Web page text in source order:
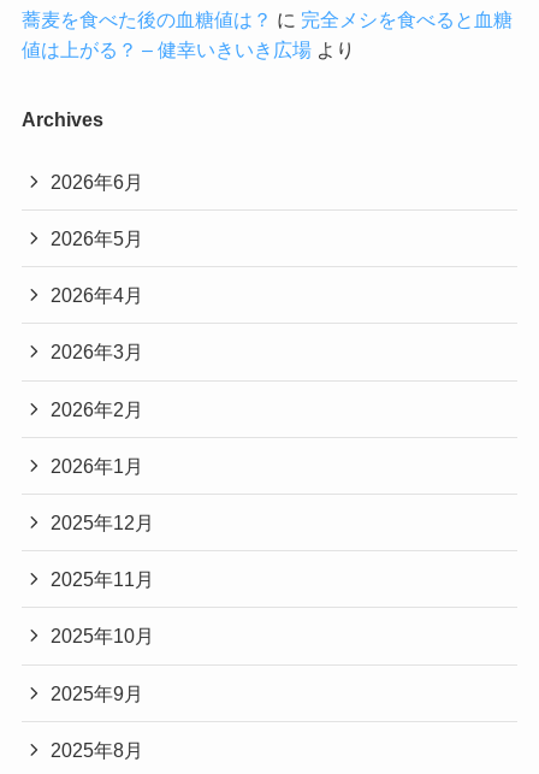
蕎麦を食べた後の血糖値は？ に 完全メシを食べると血糖
値は上がる？ – 健幸いきいき広場より
Archives
2026年6月
2026年5月
2026年4月
2026年3月
2026年2月
2026年1月
2025年12月
2025年11月
2025年10月
2025年9月
2025年8月